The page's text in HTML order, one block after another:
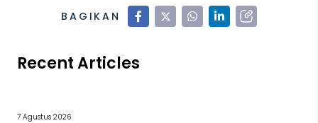
BAGIKAN
Recent Articles
7 Agustus 2026